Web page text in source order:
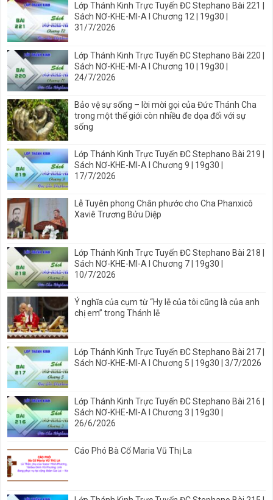
Lớp Thánh Kinh Trực Tuyến ĐC Stephano Bài 221 |
Sách NƠ-KHE-MI-A I Chương 12 | 19g30 |
31/7/2026
Lớp Thánh Kinh Trực Tuyến ĐC Stephano Bài 220 |
Sách NƠ-KHE-MI-A I Chương 10 | 19g30 |
24/7/2026
Bảo vệ sự sống – lời mời gọi của Đức Thánh Cha
trong một thế giới còn nhiều đe dọa đối với sự
sống
Lớp Thánh Kinh Trực Tuyến ĐC Stephano Bài 219 |
Sách NƠ-KHE-MI-A I Chương 9 | 19g30 |
17/7/2026
Lễ Tuyên phong Chân phước cho Cha Phanxicô
Xaviê Trương Bửu Diệp
Lớp Thánh Kinh Trực Tuyến ĐC Stephano Bài 218 |
Sách NƠ-KHE-MI-A I Chương 7 | 19g30 |
10/7/2026
Ý nghĩa của cụm từ “Hy lễ của tôi cũng là của anh
chị em” trong Thánh lễ
Lớp Thánh Kinh Trực Tuyến ĐC Stephano Bài 217 |
Sách NƠ-KHE-MI-A I Chương 5 | 19g30 | 3/7/2026
Lớp Thánh Kinh Trực Tuyến ĐC Stephano Bài 216 |
Sách NƠ-KHE-MI-A I Chương 3 | 19g30 |
26/6/2026
Cáo Phó Bà Cố Maria Vũ Thị La